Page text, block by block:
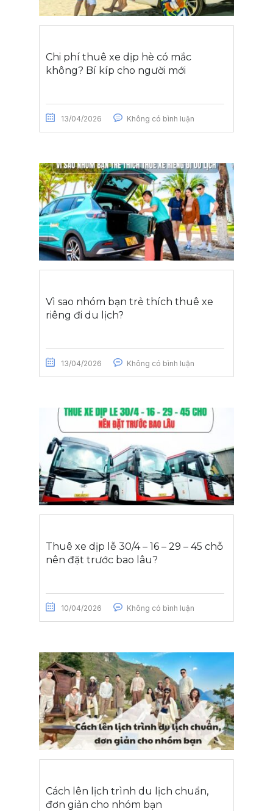
Chi phí thuê xe dịp hè có mắc
không? Bí kíp cho người mới
13/04/2026 Không có bình luận
Vì sao nhóm bạn trẻ thích thuê xe
riêng đi du lịch?
13/04/2026 Không có bình luận
Thuê xe dịp lễ 30/4 – 16 – 29 – 45 chỗ
nên đặt trước bao lâu?
10/04/2026 Không có bình luận
Cách lên lịch trình du lịch chuẩn,
đơn giản cho nhóm bạn